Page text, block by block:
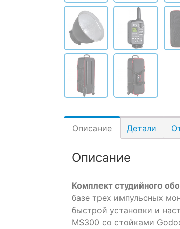
Описание Детали
Описание
Комплект студийного
базе трех импульсных
быстрой установки и
MS300 со стойками